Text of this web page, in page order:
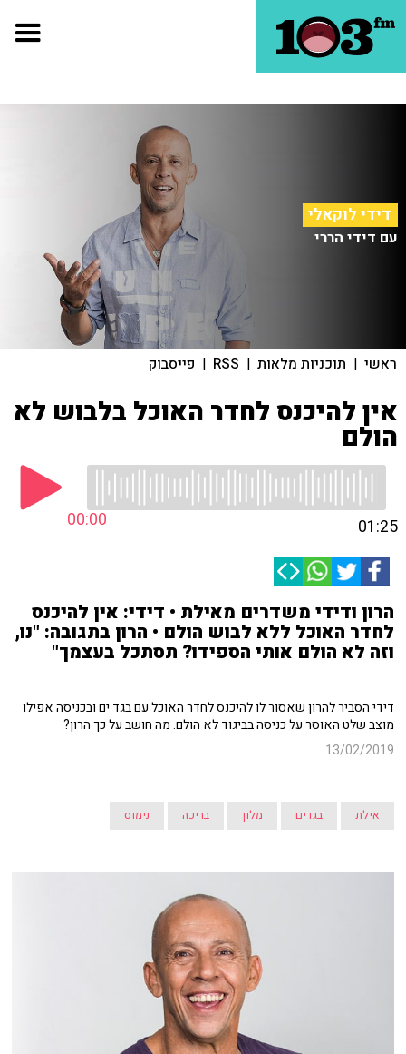
דידי לוקאלי
עם דידי הררי
ראשי | תוכניות מלאות |
RSS
| פייסבוק
אין להיכנס לחדר האוכל בלבוש לא
הולם
00:00 01:25
הרון ודידי משדרים מאילת • דידי: אין להיכנס
לחדר האוכל ללא לבוש הולם • הרון בתגובה: "נו,
וזה לא הולם אותי הספידו? תסתכל בעצמך"
דידי הסביר להרון שאסור לו להיכנס לחדר האוכל עם בגד ים ובכניסה אפילו
מוצב שלט האוסר על כניסה בביגוד לא הולם. מה חושב על כך הרון?
13/02/2019
אילת בגדים מלון בריכה נימוס